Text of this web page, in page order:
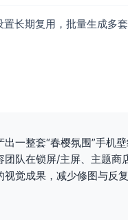
长期复用，批量生成多
一整套“春樱氛围”手机
团队在锁屏/主屏、主题
觉成果，减少修图与反